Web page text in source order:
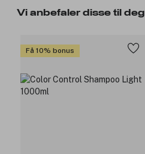
Vi anbefaler disse til deg
Få 10% bonus